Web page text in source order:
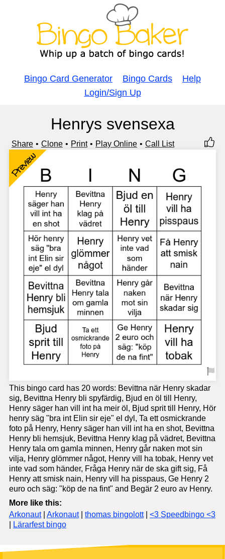
Bingo Card Generator Bingo Cards
Help
Login/Sign Up
Henrys svensexa
Share Clone Print Play Online Call List
Preview
This bingo card has 20 words: Bevittna när Henry skadar
sig, Bevittna Henry bli spyfärdig, Bjud en öl till Henry,
Henry säger han vill int ha meir öl, Bjud sprit till Henry, Hör
henry säg "bra int Elin sir eje" el dyl, Ta ett osmickrande
foto på Henry, Henry säger han vill int ha en shot, Bevittna
Henry bli hemsjuk, Bevittna Henry klag på vädret, Bevittna
Henry tala om gamla minnen, Henry går naken mot sin
vilja, Henry glömmer något, Henry vill ha tobak, Henry vet
inte vad som händer, Fråga Henry när de ska gift sig, Få
Henry att smisk nain, Henry vill ha pisspaus, Ge Henry 2
euro och säg: "köp de na fint" and Begär 2 euro av Henry.
More like this:
Arkonaut| Arkonaut| thomas bingolott| <3 Speedbingo <3
Lärarfest bingo